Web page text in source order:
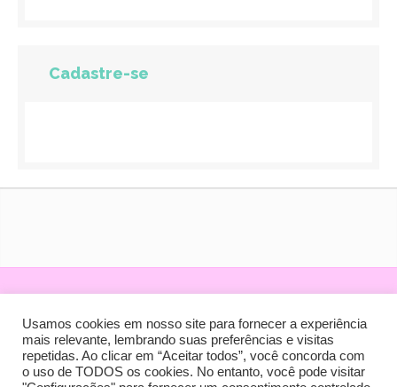
Cadastre-se
SHOPPINGdaGESTANTE® Com. de Produtos Infantis e
Serviços Ltda. CNPJ: 02379426/0001-23 Copyright ® -
Usamos cookies em nosso site para fornecer a experiência
mais relevante, lembrando suas preferências e visitas
repetidas. Ao clicar em “Aceitar todos”, você concorda com
o uso de TODOS os cookies. No entanto, você pode visitar